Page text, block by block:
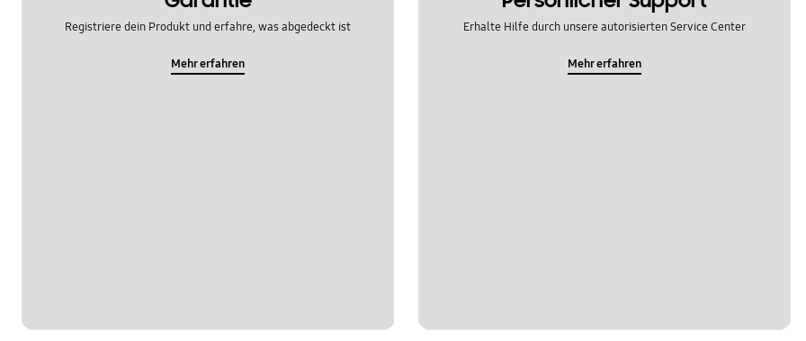
Registriere dein Produkt und erfahre, was abgedeckt ist
Mehr erfahren
Erhalte Hilfe durch unsere autorisierten Service Center
Mehr erfahren